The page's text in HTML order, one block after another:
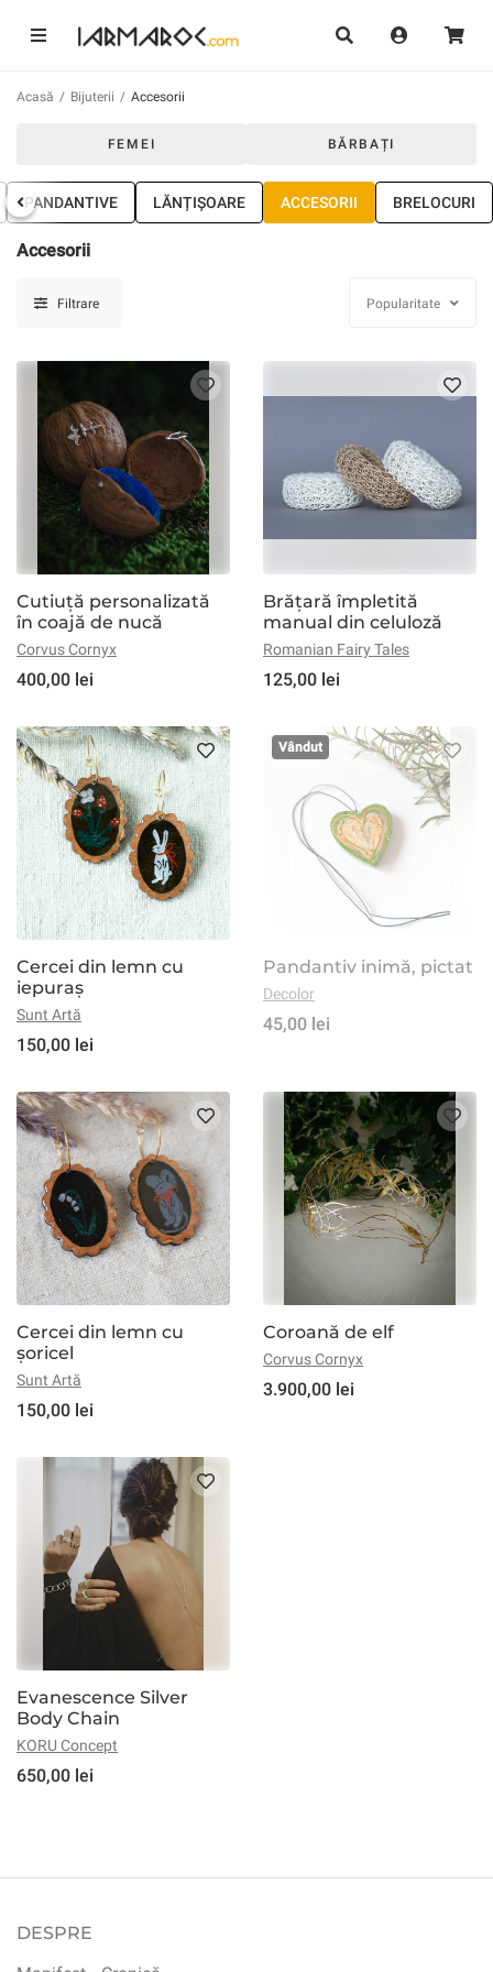
Acasă Bijuterii Accesorii
FEMEI BĂRBAȚI
PANDANTIVE LĂNȚIȘOARE ACCESORII BRELOCURI
Accesorii
Filtrare Popularitate
Cutiuță personalizată
în coajă de nucă
Corvus Cornyx
400,00 lei
Brățară împletită
manual din celuloză
Romanian Fairy Tales
125,00 lei
Cercei din lemn cu
iepuraș
Sunt Artă
150,00 lei
Vândut
Pandantiv inimă, pictat
Decolor
45,00 lei
Cercei din lemn cu
șoricel
Sunt Artă
150,00 lei
Coroană de elf
Corvus Cornyx
3.900,00 lei
Evanescence Silver
Body Chain
KORU Concept
650,00 lei
DESPRE